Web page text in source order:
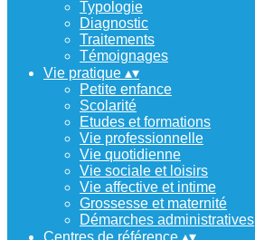
Typologie
Diagnostic
Traitements
Témoignages
Vie pratique ▴▾
Petite enfance
Scolarité
Etudes et formations
Vie professionnelle
Vie quotidienne
Vie sociale et loisirs
Vie affective et intime
Grossesse et maternité
Démarches administratives
Centres de référence ▴▾